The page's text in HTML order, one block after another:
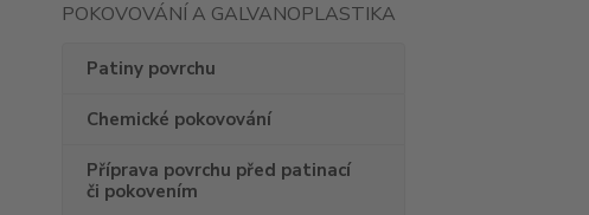
POKOVOVÁNÍ A GALVANOPLASTIKA
Patiny povrchu
Chemické pokovování
Příprava povrchu před patinací
či pokovením